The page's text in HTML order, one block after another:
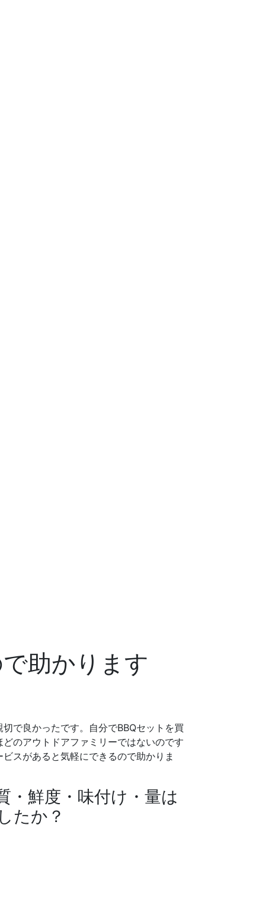
助かります
で良かったです。自分でBBQセットを買
どのアウトドアファミリーではないのです
スがあると気軽にできるので助かりま
・鮮度・味付け・量は
たか？